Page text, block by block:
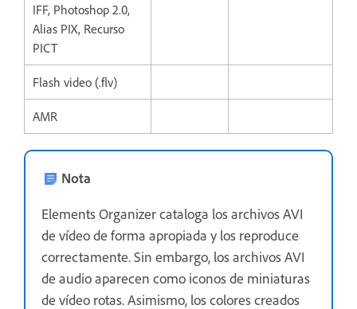
IFF, Photoshop 2.0,
Alias PIX, Recurso
PICT
Flash video (.flv)
AMR
Nota
Elements Organizer cataloga los archivos AVI
de vídeo de forma apropiada y los reproduce
correctamente. Sin embargo, los archivos AVI
de audio aparecen como iconos de miniaturas
de vídeo rotas. Asimismo, los colores creados